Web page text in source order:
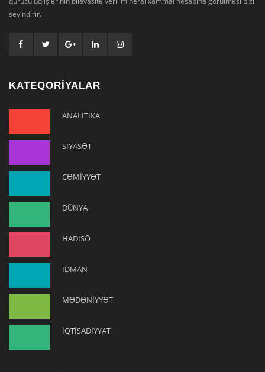
sevindirir.
KATEQORİYALAR
ANALİTİKA
SİYASƏT
CƏMİYYƏT
DÜNYA
HADİSƏ
İDMAN
MƏDƏNİYYƏT
İQTİSADİYYAT